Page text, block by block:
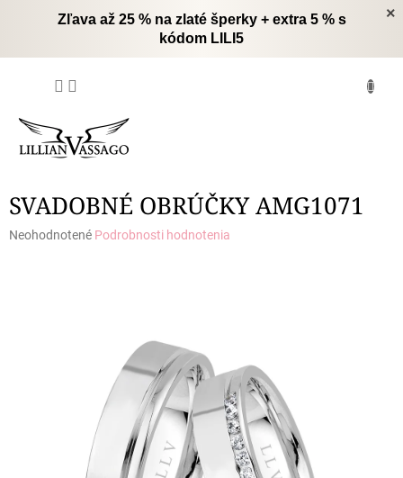
×
Zľava až 25 % na zlaté šperky + extra 5 % s
kódom LILI5
SVADOBNÉ OBRÚČKY AMG1071
Priemerné
Neohodnotené Podrobnosti hodnotenia